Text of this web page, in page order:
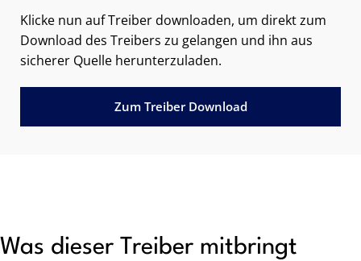
Klicke nun auf Treiber downloaden, um direkt zum
Download des Treibers zu gelangen und ihn aus
sicherer Quelle herunterzuladen.
Zum Treiber Download
Was dieser Treiber mitbringt